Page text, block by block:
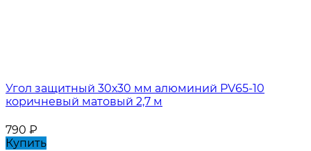
Угол защитный 30х30 мм алюминий PV65-10
коричневый матовый 2,7 м
790 ₽
Купить